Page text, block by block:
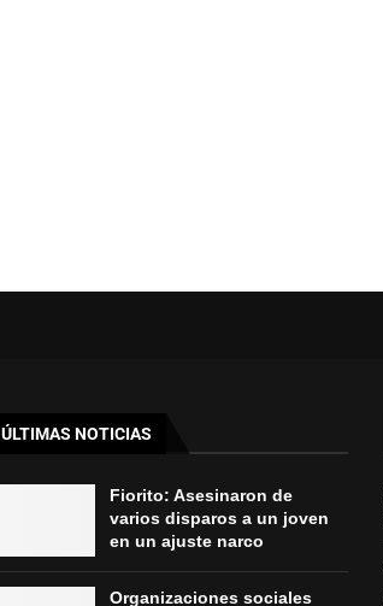
ÚLTIMAS NOTICIAS
Fiorito: Asesinaron de
varios disparos a un joven
en un ajuste narco
Organizaciones sociales